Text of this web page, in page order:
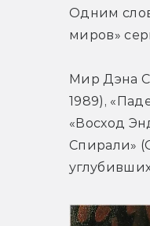
Одним
миров»
Мир Дэна
1989),
«Восход
Спирали»